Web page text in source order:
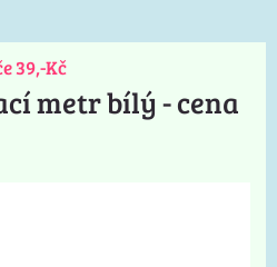
39,-Kč
metr bílý - cena